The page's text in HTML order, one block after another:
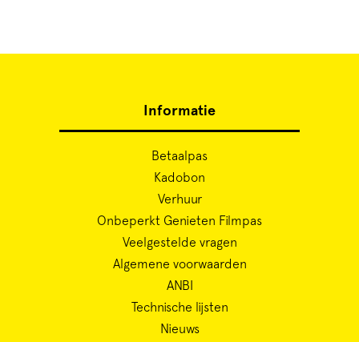
Informatie
Betaalpas
Kadobon
Verhuur
Onbeperkt Genieten Filmpas
Veelgestelde vragen
Algemene voorwaarden
ANBI
Technische lijsten
Nieuws